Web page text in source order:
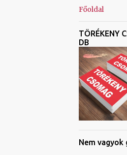
Főoldal
TÖRÉKENY
DB
Nem vagyok